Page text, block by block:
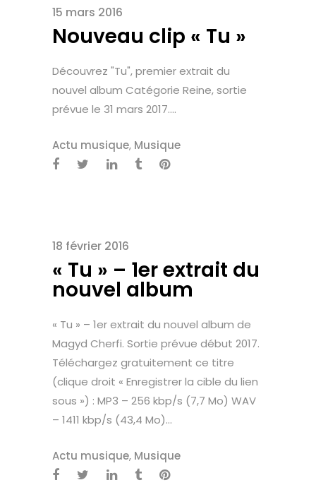
15 mars 2016
Nouveau clip « Tu »
Découvrez "Tu", premier extrait du
nouvel album Catégorie Reine, sortie
prévue le 31 mars 2017....
Actu musique, Musique
18 février 2016
« Tu » – 1er extrait du
nouvel album
« Tu » – 1er extrait du nouvel album de
Magyd Cherfi. Sortie prévue début 2017.
Téléchargez gratuitement ce titre
(clique droit « Enregistrer la cible du lien
sous ») : MP3 – 256 kbp/s (7,7 Mo) WAV
– 1411 kbp/s (43,4 Mo)...
Actu musique, Musique